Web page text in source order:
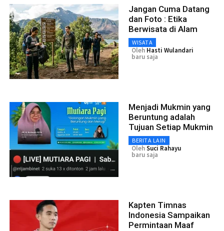
Jangan Cuma Datang
dan Foto : Etika
Berwisata di Alam
WISATA
Oleh Hasti Wulandari
baru saja
Menjadi Mukmin yang
Beruntung adalah
Tujuan Setiap Mukmin
BERITA LAIN
OlehSuci Rahayu
baru saja
Kapten Timnas
Indonesia Sampaikan
Permintaan Maaf